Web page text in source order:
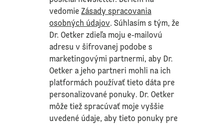
vedomieZásady spracovania
osobných údajov. Súhlasím s tým, že
Dr. Oetker zdieľa moju e-mailovú
adresu v šifrovanej podobe s
marketingovými partnermi, aby Dr.
Oetker a jeho partneri mohli na ich
platformách používať tieto dáta pre
personalizované ponuky. Dr. Oetker
môže tiež spracúvať moje vyššie
uvedené údaje, aby tieto ponuky pre